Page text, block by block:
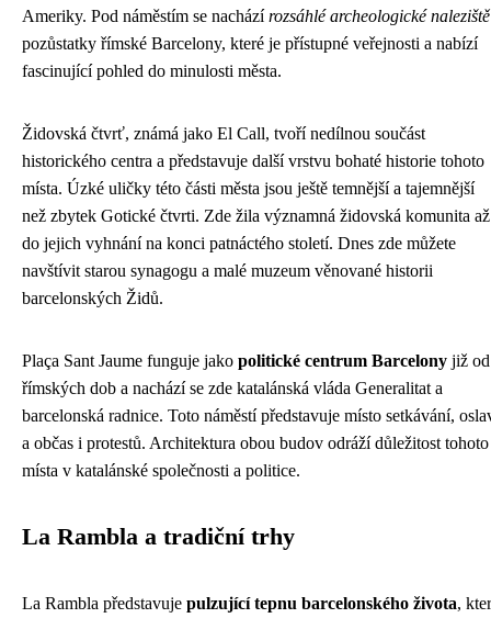
Ameriky. Pod náměstím se nacházírozsáhlé archeologické naleziště
pozůstatky římské Barcelony, které je přístupné veřejnosti a nabízí
fascinující pohled do minulosti města.
Židovská čtvrť, známá jako El Call, tvoří nedílnou součást
historického centra a představuje další vrstvu bohaté historie tohoto
místa. Úzké uličky této části města jsou ještě temnější a tajemnější
než zbytek Gotické čtvrti. Zde žila významná židovská komunita až
do jejich vyhnání na konci patnáctého století. Dnes zde můžete
navštívit starou synagogu a malé muzeum věnované historii
barcelonských Židů.
Plaça Sant Jaume funguje jako politické centrum Barcelony již od
římských dob a nachází se zde katalánská vláda Generalitat a
barcelonská radnice. Toto náměstí představuje místo setkávání,
a občas i protestů. Architektura obou budov odráží důležitost tohoto
místa v katalánské společnosti a politice.
La Rambla a tradiční trhy
La Rambla představuje pulzující tepnu barcelonského života,